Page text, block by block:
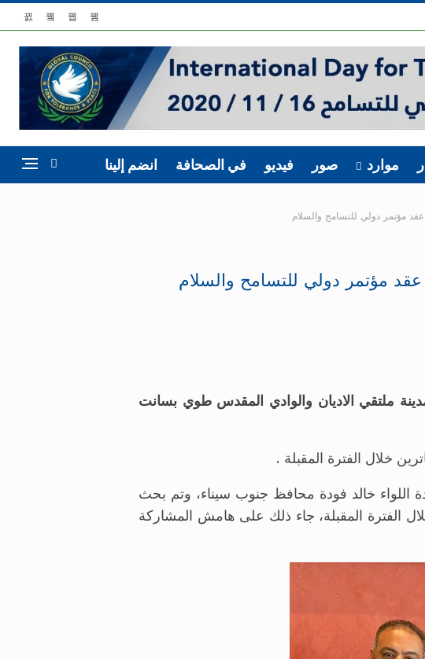
موارد صور فيديو في الصحافة انضم إلينا
مؤتمر دولي للتسامح والسلام
مؤتمر دولي للتسامح والسلام
ملتقي الاديان والوادي المقدس طوي بسانت
خلال الفترة المقبلة .
اللواء خالد فودة محافظ جنوب سيناء، وتم بحث
الفترة المقبلة، جاء ذلك على هامش المشاركة